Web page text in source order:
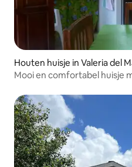
Houten huisje in Valeria del